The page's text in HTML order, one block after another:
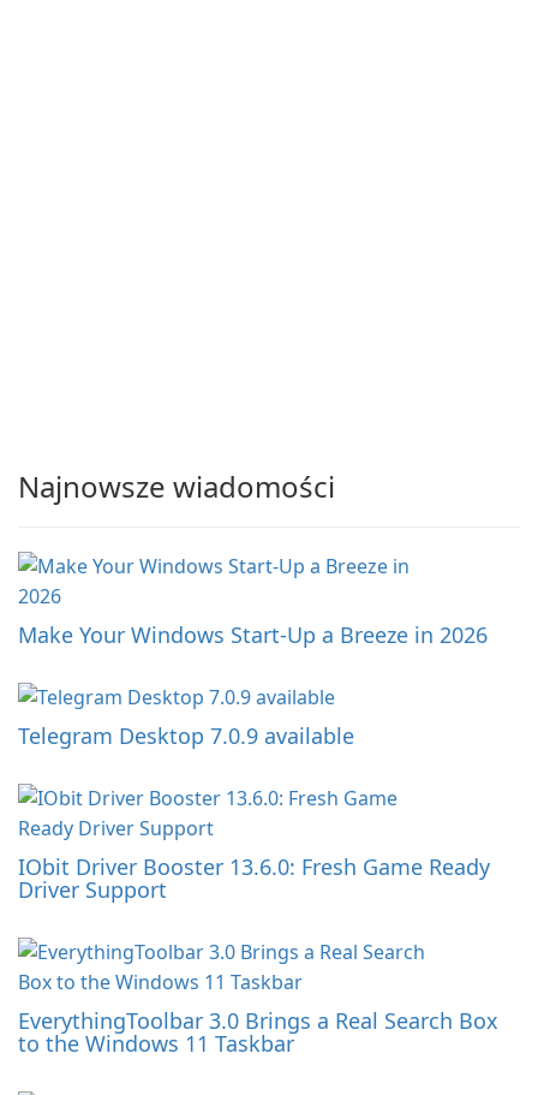
Najnowsze wiadomości
Make Your Windows Start-Up a Breeze in 2026
Telegram Desktop 7.0.9 available
IObit Driver Booster 13.6.0: Fresh Game Ready
Driver Support
EverythingToolbar 3.0 Brings a Real Search Box
to the Windows 11 Taskbar